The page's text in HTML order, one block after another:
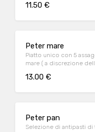
11.50 €
Peter mare
Piatto unico con 5
mare ( a discrezione
13.00 €
Peter pan
Selezione di antipasti